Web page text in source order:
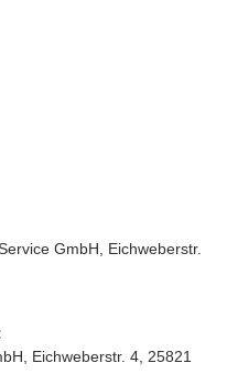
GmbH, Eichweberstr.
Eichweberstr. 4, 25821